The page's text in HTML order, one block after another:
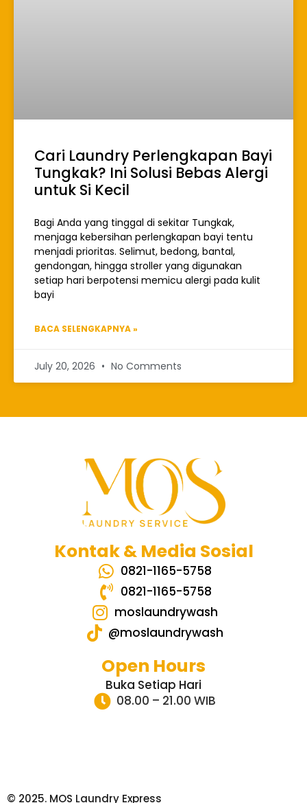
Cari Laundry Perlengkapan Bayi
Tungkak? Ini Solusi Bebas Alergi
untuk Si Kecil
Bagi Anda yang tinggal di sekitar Tungkak,
menjaga kebersihan perlengkapan bayi tentu
menjadi prioritas. Selimut, bedong, bantal,
gendongan, hingga stroller yang digunakan
setiap hari berpotensi memicu alergi pada kulit
bayi
BACA SELENGKAPNYA »
July 20, 2026 No Comments
Kontak & Media Sosial
0821-1165-5758
0821-1165-5758
moslaundrywash
@moslaundrywash
Open Hours
Buka Setiap Hari
08.00 – 21.00 WIB
© 2025. MOS Laundry Express